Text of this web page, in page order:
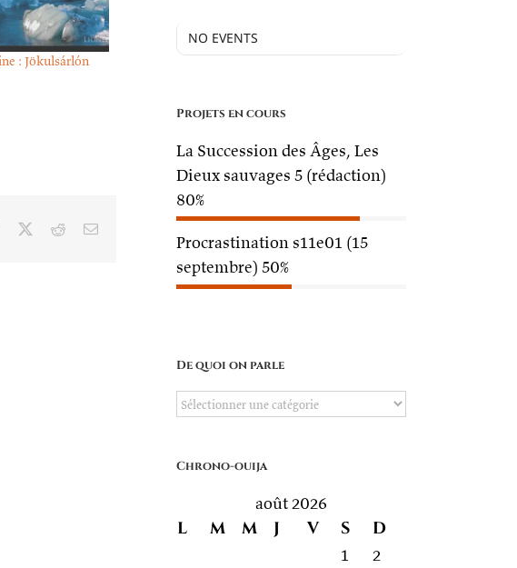
: Jökulsárlón
Facebook RedditEmail
NO EVENTS
Projets en cours
La Succession des Âges, Les
Dieux sauvages 5 (rédaction)
80%
Procrastination s11e01 (15
septembre) 50%
De quoi on parle
De
parle
Chrono-ouija
août 2026
L M M J V S D
1
2